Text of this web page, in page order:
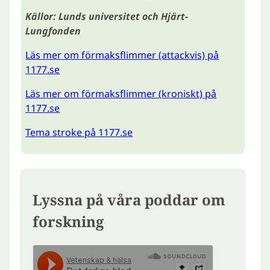
Källor: Lunds universitet och Hjärt-
Lungfonden
Läs mer om förmaksflimmer (attackvis) på
1177.se
Läs mer om förmaksflimmer (kroniskt) på
1177.se
Tema stroke på 1177.se
Lyssna på våra poddar om
forskning